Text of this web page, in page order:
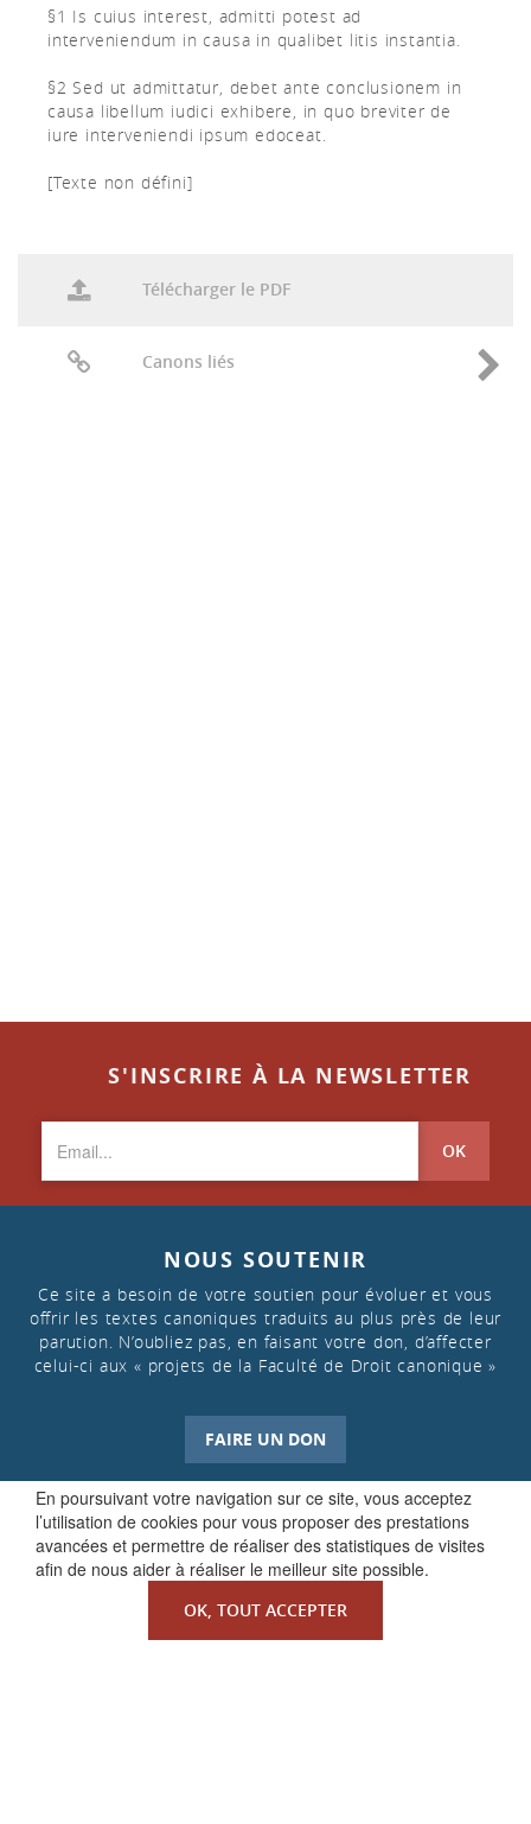
En poursuivant votre navigation sur ce site, vous acceptez
l’utilisation de cookies pour vous proposer des prestations
avancées et permettre de réaliser des statistiques de visites
afin de nous aider à réaliser le meilleur site possible.
OK, TOUT ACCEPTER
§1 Is cuius interest, admitti potest ad
interveniendum in causa in qualibet litis instantia.
§2 Sed ut admittatur, debet ante conclusionem in
causa libellum iudici exhibere, in quo breviter de
iure interveniendi ipsum edoceat.
[Texte non défini]
Télécharger le PDF
Canons liés
S'INSCRIRE À LA NEWSLETTER
OK
NOUS SOUTENIR
Ce site a besoin de votre soutien pour évoluer et vous
offrir les textes canoniques traduits au plus près de leur
parution. N’oubliez pas, en faisant votre don, d’affecter
celui-ci aux « projets de la Faculté de Droit canonique »
FAIRE UN DON